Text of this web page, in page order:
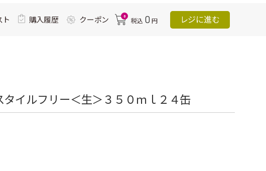
ト 購入履歴 クーポン 0
税込 0 円 レジに進む
イルフリー＜生＞３５０ｍｌ２４缶